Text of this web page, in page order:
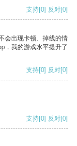
支持[0] 反对[0]
会出现卡顿、掉线的情
，我的游戏水平提升了
支持[0] 反对[0]
支持[0] 反对[0]